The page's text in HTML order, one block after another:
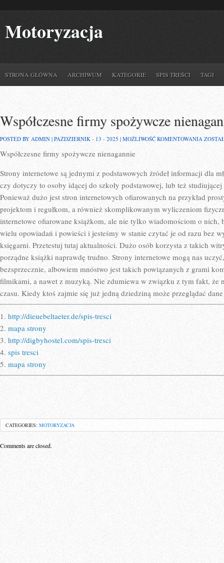
Motoryzacja
STRONA GŁÓWNA ARCHIWUM KATEGORIE SPIS TREŚCI TAGI
Współczesne firmy spożywcze
POSTED BY ADMIN | PAŹDZIERNIK - 13 - 2025 | MOŻLIWOŚĆ KOMENTOWANIA
Współczesne firmy spożywcze nienagannie
Strony internetowe są jednymi z podstawowych źródeł informacji dla
czy dotyczy to osoby idącej do szkoły podstawowej, lub też
Ponieważ dużo jest stron internetowych ofiarowanych na przykład
projektom i regułkom, a również skomplikowanym wyliczeniom
internetowe ofiarowane książkom, ale nie tylko wiadomościom o nich,
wielu opowiadań i powieści i jesteśmy w stanie czytać je od razu bez
księgarni. Przetestuj tutaj aktualności. Dużo osób korzysta z takich
porządne książki naprawdę trudno. Strony internetowe mogą nas
bezsprzecznie, albowiem mnóstwo jest takich powiązanych z grami
filmikami, a nawet z muzyką. Nie zdumiewa w związku z tym fakt, że
czasu. Kiedy ktoś zajmie się już jedną dziedziną może przeglądać
1. http://dieuebeltaeter.de/spis-tresci
2. mapa strony
3. http://digbyhostel.com/spis-tresci
4. spis tresci
5. mapa strony
CATEGORIES: MOTORYZACJA
Comments are closed.